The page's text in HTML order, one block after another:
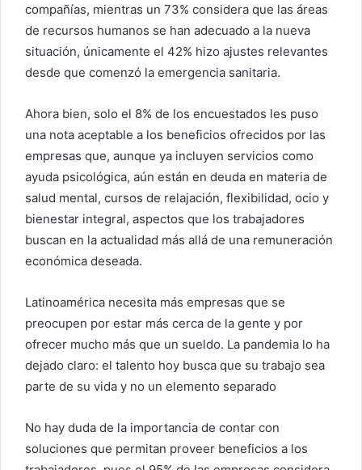
compañías, mientras un 73% considera que las áreas
de recursos humanos se han adecuado a la nueva
situación, únicamente el 42% hizo ajustes relevantes
desde que comenzó la emergencia sanitaria.
Ahora bien, solo el 8% de los encuestados les puso
una nota aceptable a los beneficios ofrecidos por las
empresas que, aunque ya incluyen servicios como
ayuda psicológica, aún están en deuda en materia de
salud mental, cursos de relajación, flexibilidad, ocio y
bienestar integral, aspectos que los trabajadores
buscan en la actualidad más allá de una remuneración
económica deseada.
Latinoamérica necesita más empresas que se
preocupen por estar más cerca de la gente y por
ofrecer mucho más que un sueldo. La pandemia lo ha
dejado claro: el talento hoy busca que su trabajo sea
parte de su vida y no un elemento separado
No hay duda de la importancia de contar con
soluciones que permitan proveer beneficios a los